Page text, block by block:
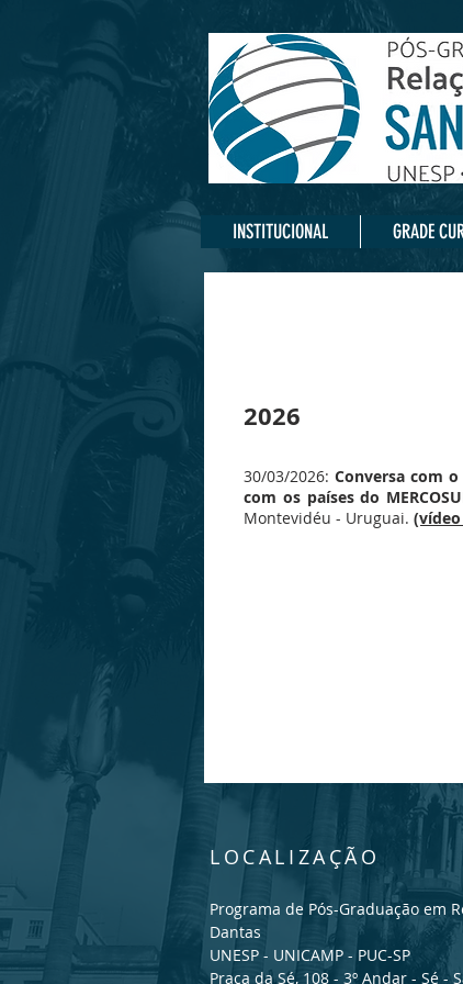
INSTITUCIONAL GRADE
2026
30/03/2026: Conversa com
com os países do
Montevidéu - Uruguai.
LOCALIZAÇÃO
Programa de Pós-Graduação em
Dantas
UNESP - UNICAMP - PUC-SP
Praça da Sé, 108 - 3º Andar - Sé -